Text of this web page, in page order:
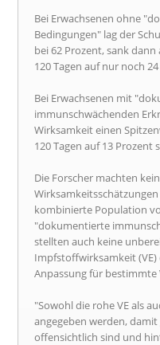
Bei Erwachsenen ohne
Bedingungen" lag der
bei 62 Prozent, sank
120 Tagen auf nur noch
Bei Erwachsenen mit
immunschwächenden
Wirksamkeit einen
120 Tagen auf 13 Prozent
Die Forscher machten
kombinierte Population
"dokumentierte
stellten auch keine
Impfstoffwirksamkeit
Anpassung für
"Sowohl die rohe VE als
angegeben werden,
offensichtlich sind und